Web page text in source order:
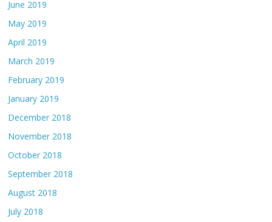
June 2019
May 2019
April 2019
March 2019
February 2019
January 2019
December 2018
November 2018
October 2018
September 2018
August 2018
July 2018